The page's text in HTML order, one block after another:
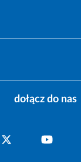
dołącz do nas